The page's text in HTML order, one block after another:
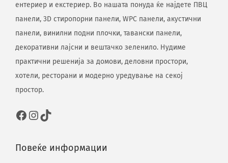
ентериер и екстериер. Во нашата понуда ќе најдете ПВЦ
панели, 3D стиропорни панели, WPC панели, акустични
панели, винилни подни плочки, тавански панели,
декоративни лајсни и вештачко зеленило. Нудиме
практични решенија за домови, деловни простори,
хотели, ресторани и модерно уредување на секој
простор.
Повеќе информации